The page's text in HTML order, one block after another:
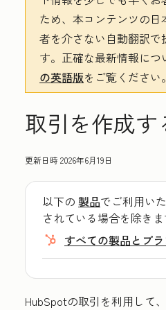
ため、本コンテンツの日
者を介さない自動翻訳で
す。 正確な最新情報につ
の英語版をご覧ください。
取引を作成す
更新日時2026年6月19日
以下の 製品でご利用い
されている場合を除きま
すべての製品とプラ
HubSpotの取引を利用して